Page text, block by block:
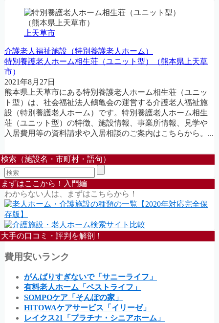
上天草市
介護老人福祉施設（特別養護老人ホーム）
特別養護老人ホーム相生荘（ユニット型）（熊本県上天草
市）
2021年8月27日
熊本県上天草市にある特別養護老人ホーム相生荘（ユニッ
ト型）は、社会福祉法人鶴亀会の運営する介護老人福祉施
設（特別養護老人ホーム）です。特別養護老人ホーム相生
荘（ユニット型）の特徴、施設情報、事業所情報、見学や
入居費用等の資料請求や入居相談のご案内はこちらから。...
検索（施設名・市町村・語句）
まずはここから！入門編
わからない人は、まずはこちらから！
大手の口コミ・評判を解剖！
費用安いランク
がんばりすぎないで「サニーライフ」
有料老人ホーム「ベストライフ」
SOMPOケア「そんぽの家」
HITOWAケアサービス「イリーゼ」
レイクス21「プラチナ・シニアホーム」